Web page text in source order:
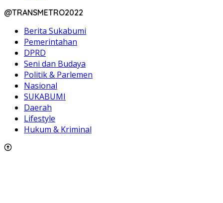
@TRANSMETRO2022
Berita Sukabumi
Pemerintahan
DPRD
Seni dan Budaya
Politik & Parlemen
Nasional
SUKABUMI
Daerah
Lifestyle
Hukum & Kriminal